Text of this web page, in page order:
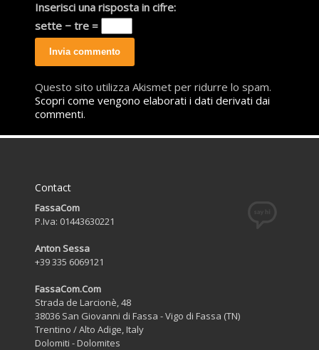
Inserisci una risposta in cifre:
sette − tre =
Questo sito utilizza Akismet per ridurre lo spam.
Scopri come vengono elaborati i dati derivati dai
commenti.
Contact
FassaCom
P.Iva: 01443630221
Anton Sessa
+39 335 6069121
FassaCom.Com
Strada de Larcionè, 48
38036 San Giovanni di Fassa - Vigo di Fassa (TN)
Trentino / Alto Adige, Italy
Dolomiti - Dolomites